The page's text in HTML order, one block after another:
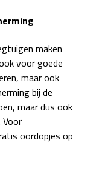
maken
voor goede
maar ook
bij de
maar dus ook
Voor
oordopjes op